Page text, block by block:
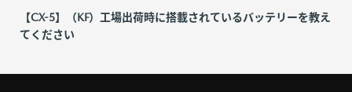
【CX-5】（KF）工場出荷時に搭載されているバッテリーを教え
てください